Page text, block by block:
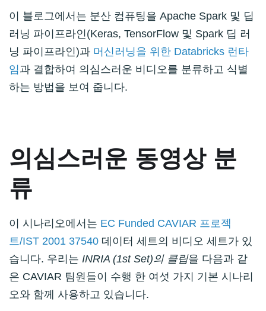
이 블로그에서는 분산 컴퓨팅을 Apache Spark 및 딥
러닝 파이프라인(Keras, TensorFlow 및 Spark 딥 러
닝 파이프라인)과 머신러닝을 위한 Databricks 런타
임과 결합하여 의심스러운 비디오를 분류하고 식별
하는 방법을 보여 줍니다.
의심스러운 동영상 분
류
이 시나리오에서는 EC Funded CAVIAR 프로젝
트/IST 2001 37540 데이터 세트의 비디오 세트가 있
습니다. 우리는 INRIA (1st Set)의 클립을 다음과 같
은 CAVIAR 팀원들이 수행 한 여섯 가지 기본 시나리
오와 함께 사용하고 있습니다.